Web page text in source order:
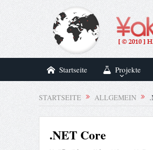
Startseite Projekte
STARTSEITE ALLGEMEIN
.NET Core